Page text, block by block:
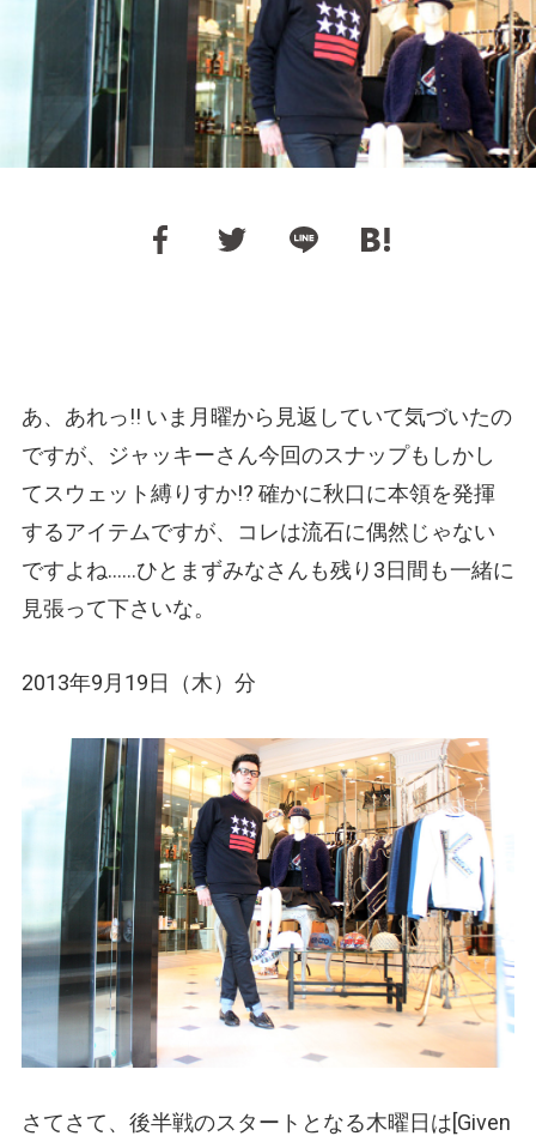
あ、あれっ!! いま月曜から見返していて気づいたの
ですが、ジャッキーさん今回のスナップもしかし
てスウェット縛りすか!? 確かに秋口に本領を発揮
するアイテムですが、コレは流石に偶然じゃない
ですよね……ひとまずみなさんも残り3日間も一緒に
見張って下さいな。
2013年9月19日（木）分
さてさて、後半戦のスタートとなる木曜日は[Given